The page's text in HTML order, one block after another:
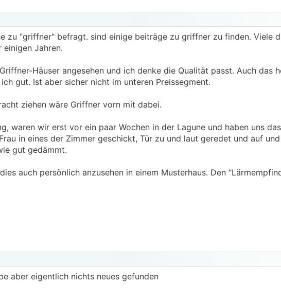
zu "griffner" befragt. sind einige beiträge zu griffner zu finden. Viele
einigen Jahren.
Häuser angesehen und ich denke die Qualität passt. Auch das
gut. Ist aber sicher nicht im unteren Preissegment.
ziehen wäre Griffner vorn mit dabei.
waren wir erst vor ein paar Wochen in der Lagune und haben uns
in eines der Zimmer geschickt, Tür zu und laut geredet und auf
gut gedämmt.
auch persönlich anzusehen in einem Musterhaus. Den
aber eigentlich nichts neues gefunden